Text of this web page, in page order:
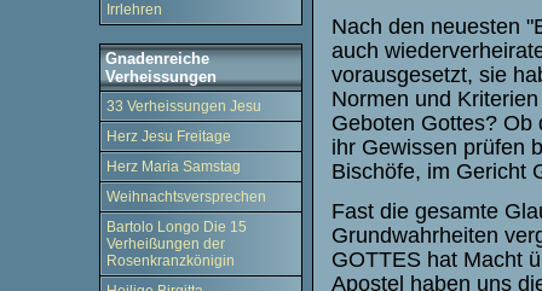
Irrlehren
Gnadenreiche
Verheissungen
33 Verheissungen Jesu
Herz Jesu Freitage
Herz Maria Samstag
Weihnachtsversprechen
Bartolo Longo Die 15
Verheißungen der
Rosenkranzkönigin
Nach den neuesten
auch
vorausgesetzt, sie
Normen und
Geboten Gottes? Ob
ihr Gewissen prüfen
Bischöfe, im Gericht
Fast die gesamte
Grundwahrheiten
GOTTES hat Macht
Apostel haben uns